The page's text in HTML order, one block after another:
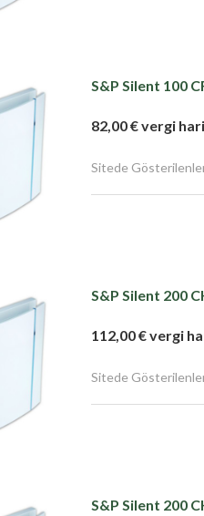
S&P Silent 100
82,00 € vergi
Sitede
S&P Silent 200
112,00 € vergi
Sitede
S&P Silent 200